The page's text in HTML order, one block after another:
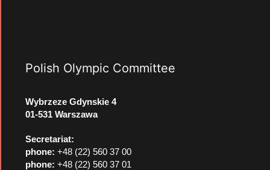
Polish Olympic Committee
Wybrzeze Gdynskie 4
01-531 Warszawa
Secretariat:
phone: +48 (22) 560 37 00
phone: +48 (22) 560 37 01